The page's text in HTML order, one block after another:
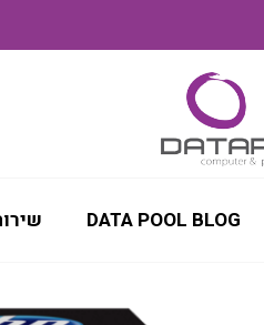
DATA POOL BLOG